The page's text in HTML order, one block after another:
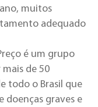
muitos
adequado
é um grupo
de 50
todo o Brasil que
doenças graves e